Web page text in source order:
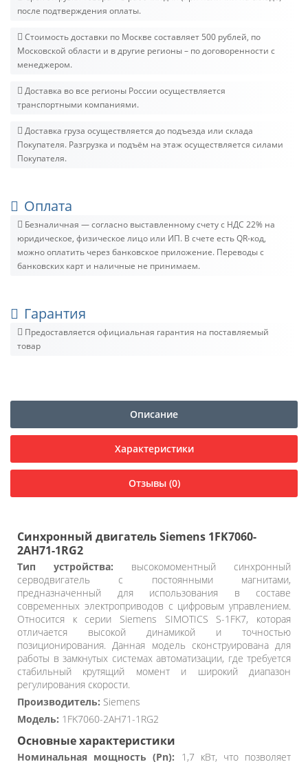
после подтверждения оплаты.
Стоимость доставки по Москве составляет 500 рублей, по
Московской области и в другие регионы – по договоренности с
менеджером.
Доставка во все регионы России осуществляется
транспортными компаниями.
Доставка груза осуществляется до подъезда или склада
Покупателя. Разгрузка и подъём на этаж осуществляется силами
Покупателя.
Оплата
Безналичная — согласно выставленному счету c НДС 22% на
юридическое, физическое лицо или ИП. В счете есть QR-код,
можно оплатить через банковское приложение. Переводы с
банковских карт и наличные не принимаем.
Гарантия
Предоставляется официальная гарантия на поставляемый
товар
Описание
Характеристики
Отзывы (0)
Синхронный двигатель Siemens 1FK7060-
2AH71-1RG2
Тип устройства: высокомоментный синхронный
серводвигатель с постоянными магнитами,
предназначенный для использования в составе
современных электроприводов с цифровым управлением.
Относится к серии Siemens SIMOTICS S-1FK7, которая
отличается высокой динамикой и точностью
позиционирования. Данная модель сконструирована для
работы в замкнутых системах автоматизации, где требуется
стабильный крутящий момент и широкий диапазон
регулирования скорости.
Производитель: Siemens
Модель: 1FK7060-2AH71-1RG2
Основные характеристики
Номинальная мощность (Pn): 1,7 кВт, что позволяет